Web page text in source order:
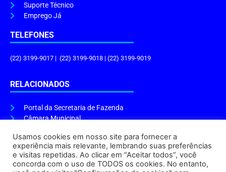
Suporte Técnico
Emprego Já
TELEFONES
(22) 3199-9017 | (22) 3199-9018 | (22) 3199-9019
RELACIONADOS
Portal da Secretaria de Fazenda
Câmara Municipal
ENDEREÇO E HORÁRIO
Endereço:Praça Tiradentes, s/n – Centro, Cabo Frio – RJ, 28906-290
Usamos cookies em nosso site para fornecer a
experiência mais relevante, lembrando suas preferências
e visitas repetidas. Ao clicar em “Aceitar todos”, você
concorda com o uso de TODOS os cookies. No entanto,